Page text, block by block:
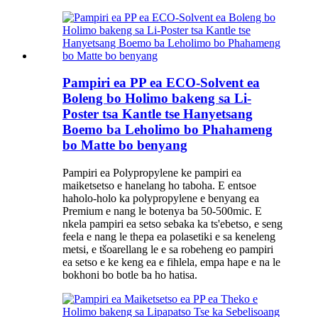
Pampiri ea PP ea ECO-Solvent ea
Boleng bo Holimo bakeng sa Li-
Poster tsa Kantle tse Hanyetsang
Boemo ba Leholimo bo Phahameng
bo Matte bo benyang
Pampiri ea Polypropylene ke pampiri ea
maiketsetso e hanelang ho taboha. E entsoe
haholo-holo ka polypropylene e benyang ea
Premium e nang le botenya ba 50-500mic. E
nkela pampiri ea setso sebaka ka ts'ebetso, e seng
feela e nang le thepa ea polasetiki e sa keneleng
metsi, e tšoarellang le e sa robeheng eo pampiri
ea setso e ke keng ea e fihlela, empa hape e na le
bokhoni bo botle ba ho hatisa.